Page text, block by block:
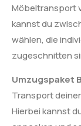
Möbeltransport
kannst du
wählen, die
zugeschnitten
Umzugspaket
Transport
Hierbei kannst